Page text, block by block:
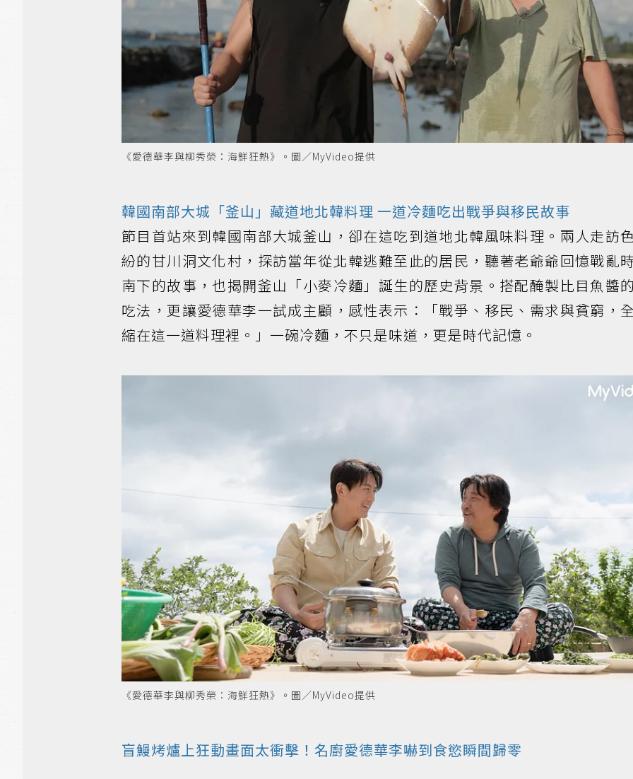
《愛德華李與柳秀榮：海鮮狂熱》。圖／MyVideo提供
韓國南部大城「釜山」藏道地北韓料理 一道冷麵吃出戰爭與移民故事
節目首站來到韓國南部大城釜山，卻在這吃到道地北韓風味料理。兩人走訪
紛的甘川洞文化村，探訪當年從北韓逃難至此的居民，聽著老爺爺回憶戰亂
南下的故事，也揭開釜山「小麥冷麵」誕生的歷史背景。搭配醃製比目魚醬
吃法，更讓愛德華李一試成主顧，感性表示：「戰爭、移民、需求與貧窮，
縮在這一道料理裡。」一碗冷麵，不只是味道，更是時代記憶。
《愛德華李與柳秀榮：海鮮狂熱》。圖／MyVideo提供
盲鰻烤爐上狂動畫面太衝擊！名廚愛德華李嚇到食慾瞬間歸零